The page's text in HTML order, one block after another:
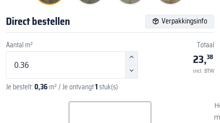
Direct bestellen Verpakkingsinfo
Aantal m²
Je bestelt:0,36m²/ Je ontvangt1stuk(s)
Totaal
23,38
incl. BTW